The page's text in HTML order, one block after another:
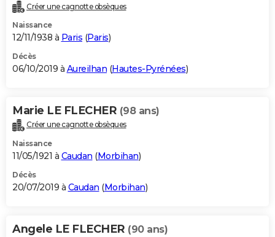
Créer une cagnotte obsèques
Naissance
12/11/1938 à Paris (Paris)
Décès
06/10/2019 à Aureilhan (Hautes-Pyrénées)
Marie LE FLECHER (98 ans)
Créer une cagnotte obsèques
Naissance
11/05/1921 à Caudan (Morbihan)
Décès
20/07/2019 à Caudan (Morbihan)
Angele LE FLECHER (90 ans)